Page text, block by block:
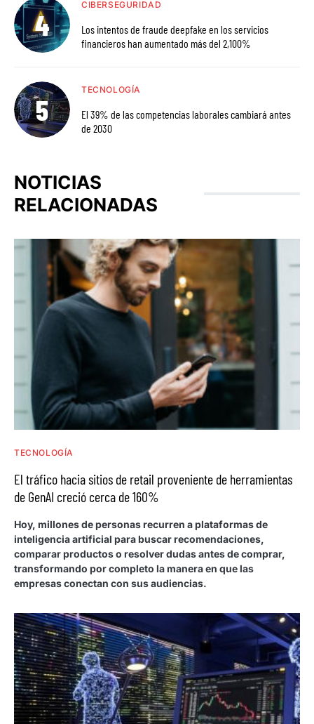
CIBERSEGURIDAD
Los intentos de fraude deepfake en los servicios
financieros han aumentado más del 2,100%
TECNOLOGÍA
El 39% de las competencias laborales cambiará antes
de 2030
NOTICIAS
RELACIONADAS
TECNOLOGÍA
El tráfico hacia sitios de retail proveniente de herramientas
de GenAI creció cerca de 160%
Hoy, millones de personas recurren a plataformas de
inteligencia artificial para buscar recomendaciones,
comparar productos o resolver dudas antes de comprar,
transformando por completo la manera en que las
empresas conectan con sus audiencias.